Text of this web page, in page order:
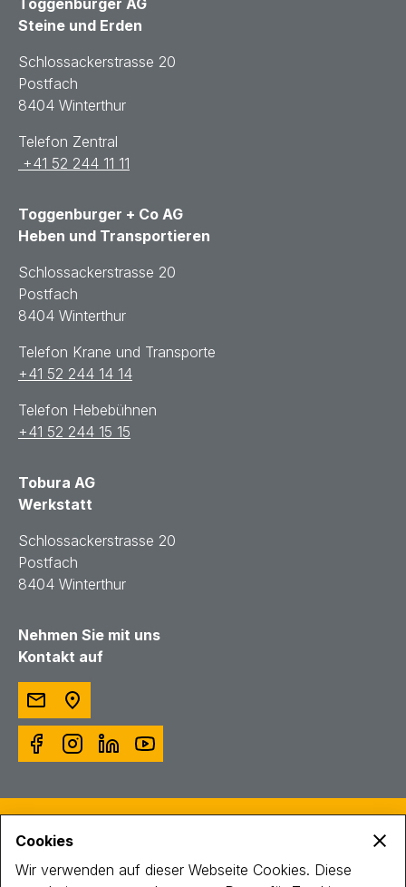
Toggenburger AG
Steine und Erden
Schlossackerstrasse 20
Postfach
8404 Winterthur
Telefon Zentral
+41 52 244 11 11
Toggenburger + Co AG
Heben und Transportieren
Schlossackerstrasse 20
Postfach
8404 Winterthur
Telefon Krane und Transporte
+41 52 244 14 14
Telefon Hebebühnen
+41 52 244 15 15
Tobura AG
Werkstatt
Schlossackerstrasse 20
Postfach
8404 Winterthur
Nehmen Sie mit uns
Kontakt auf
Intranet
Datenschutz
Cookies
Wir verwenden auf dieser Webseite Cookies. Diese